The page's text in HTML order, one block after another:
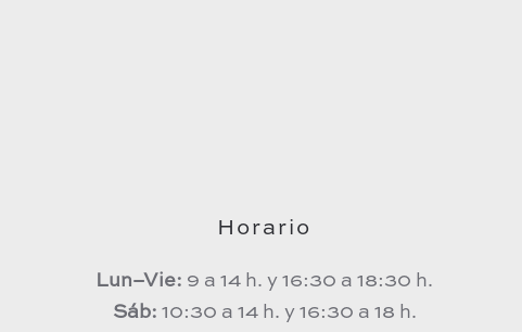
Horario
Lun–Vie: 9 a 14 h. y 16:30 a 18:30 h.
Sáb: 10:30 a 14 h. y 16:30 a 18 h.